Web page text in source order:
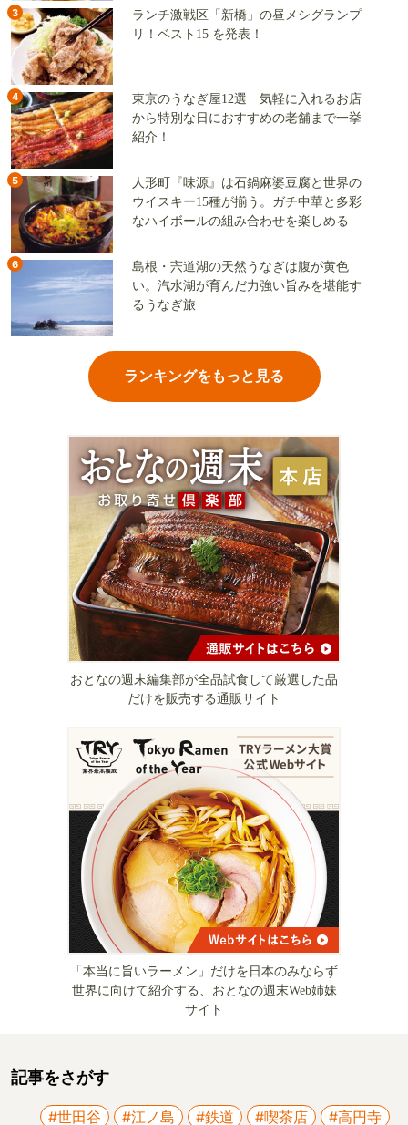
3
ランチ激戦区「新橋」の昼メシグランプ
リ！ベスト15 を発表！
4
東京のうなぎ屋12選 気軽に入れるお店
から特別な日におすすめの老舗まで一挙
紹介！
5
人形町『味源』は石鍋麻婆豆腐と世界の
ウイスキー15種が揃う。ガチ中華と多彩
なハイボールの組み合わせを楽しめる
6
島根・宍道湖の天然うなぎは腹が黄色
い。汽水湖が育んだ力強い旨みを堪能す
るうなぎ旅
ランキングをもっと見る
おとなの週末編集部が全品試食して厳選した品
だけを販売する通販サイト
「本当に旨いラーメン」だけを日本のみならず
世界に向けて紹介する、おとなの週末Web姉妹
サイト
記事をさがす
#世田谷 #江ノ島 #鉄道 #喫茶店 #高円寺